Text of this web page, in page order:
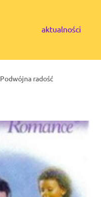
aktualności
Podwójna radość